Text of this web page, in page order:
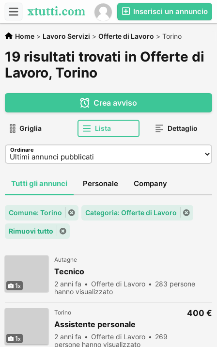
Inserisci un annuncio
Home > Lavoro Servizi > Offerte di Lavoro > Torino
19 risultati trovati in Offerte di
Lavoro, Torino
Crea avviso
Griglia Lista Dettaglio
Ordinare
Tutti gli annunci Personale Company
Comune: Torino Categoria: Offerte di Lavoro
Rimuovi tutto
1
Autagne
Tecnico
2 anni fa Offerte di Lavoro
283 persone
hanno visualizzato
1
Torino
Assistente personale
2 anni fa Offerte di Lavoro
269
persone hanno visualizzato
400 €